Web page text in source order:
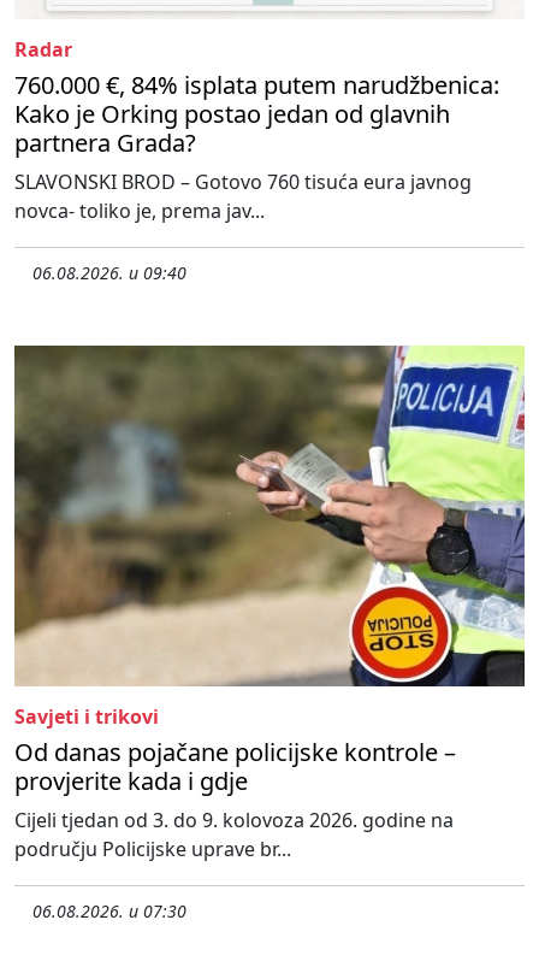
Radar
760.000 €, 84% isplata putem narudžbenica:
Kako je Orking postao jedan od glavnih
partnera Grada?
SLAVONSKI BROD – Gotovo 760 tisuća eura javnog
novca- toliko je, prema jav...
06.08.2026. u 09:40
Savjeti i trikovi
Od danas pojačane policijske kontrole –
provjerite kada i gdje
Cijeli tjedan od 3. do 9. kolovoza 2026. godine na
području Policijske uprave br...
06.08.2026. u 07:30